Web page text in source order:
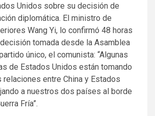
Unidos sobre su decisión de
diplomática. El ministro de
Wang Yi, lo confirmó 48 horas
tomada desde la Asamblea
único, el comunista: “Algunas
de Estados Unidos están tomando
relaciones entre China y Estados
a nuestros dos países al borde
Fría”.